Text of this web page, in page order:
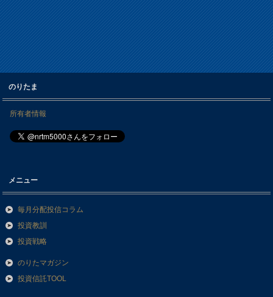
のりたま
所有者情報
メニュー
毎月分配投信コラム
投資教訓
投資戦略
のりたマガジン
投資信託TOOL